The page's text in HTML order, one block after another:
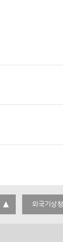
외국기상청